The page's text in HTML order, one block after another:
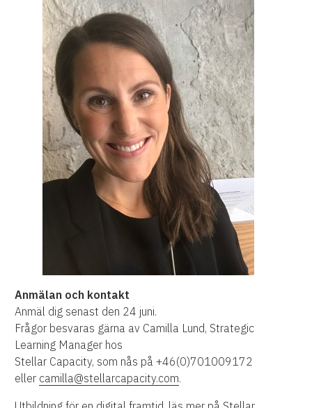
Anmälan och kontakt
Anmäl dig senast den 24 juni.
Frågor besvaras gärna av Camilla Lund, Strategic
Learning Manager hos
Stellar Capacity, som nås på +46(0)701009172
eller camilla@stellarcapacity.com.